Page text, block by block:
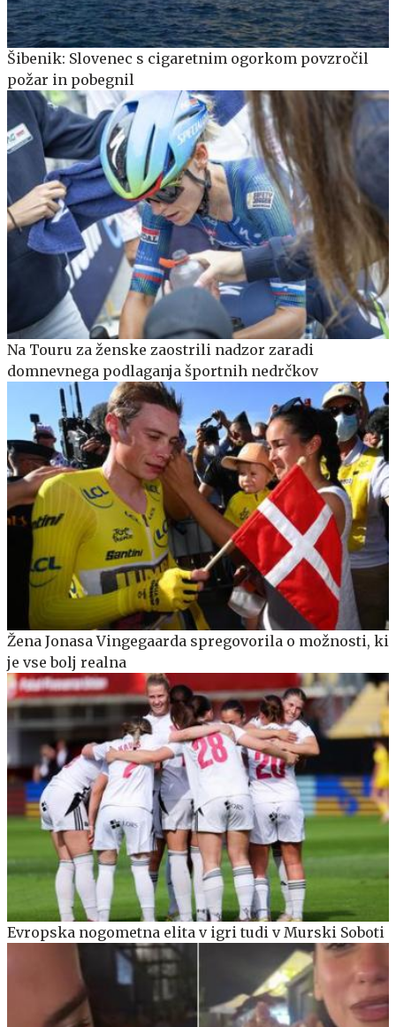
Šibenik: Slovenec s cigaretnim ogorkom povzročil
požar in pobegnil
Na Touru za ženske zaostrili nadzor zaradi
domnevnega podlaganja športnih nedrčkov
Žena Jonasa Vingegaarda spregovorila o možnosti, ki
je vse bolj realna
Evropska nogometna elita v igri tudi v Murski Soboti